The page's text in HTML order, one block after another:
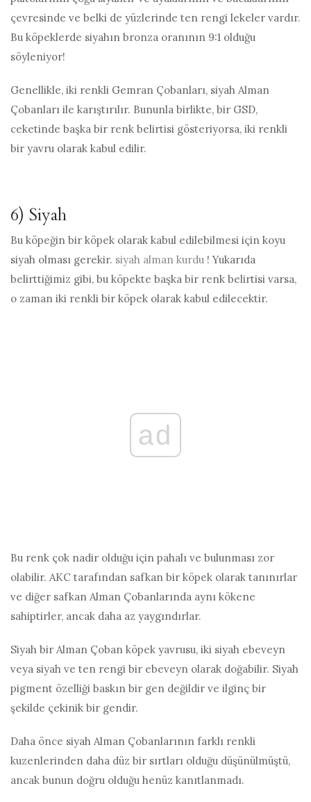
çevresinde ve belki de yüzlerinde ten rengi lekeler vardır.
Bu köpeklerde siyahın bronza oranının 9:1 olduğu
söyleniyor!
Genellikle, iki renkli Gemran Çobanları, siyah Alman
Çobanları ile karıştırılır. Bununla birlikte, bir GSD,
ceketinde başka bir renk belirtisi gösteriyorsa, iki renkli
bir yavru olarak kabul edilir.
6) Siyah
Bu köpeğin bir köpek olarak kabul edilebilmesi için koyu
siyah olması gerekir. siyah alman kurdu ! Yukarıda
belirttiğimiz gibi, bu köpekte başka bir renk belirtisi varsa,
o zaman iki renkli bir köpek olarak kabul edilecektir.
ad
Bu renk çok nadir olduğu için pahalı ve bulunması zor
olabilir. AKC tarafından safkan bir köpek olarak tanınırlar
ve diğer safkan Alman Çobanlarında aynı kökene
sahiptirler, ancak daha az yaygındırlar.
Siyah bir Alman Çoban köpek yavrusu, iki siyah ebeveyn
veya siyah ve ten rengi bir ebeveyn olarak doğabilir. Siyah
pigment özelliği baskın bir gen değildir ve ilginç bir
şekilde çekinik bir gendir.
Daha önce siyah Alman Çobanlarının farklı renkli
kuzenlerinden daha düz bir sırtları olduğu düşünülmüştü,
ancak bunun doğru olduğu henüz kanıtlanmadı.